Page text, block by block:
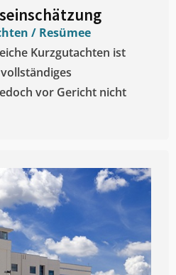
/ Resümee
Kurzgutachten ist
vor Gericht nicht